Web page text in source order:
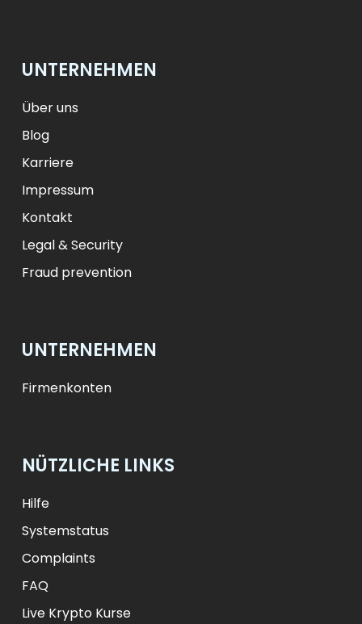
ft HUF
zł PLN
UNTERNEHMEN
Über uns
Blog
Karriere
Impressum
Kontakt
Legal & Security
Fraud prevention
UNTERNEHMEN
Firmenkonten
NÜTZLICHE LINKS
Hilfe
Systemstatus
Complaints
FAQ
Live Krypto Kurse